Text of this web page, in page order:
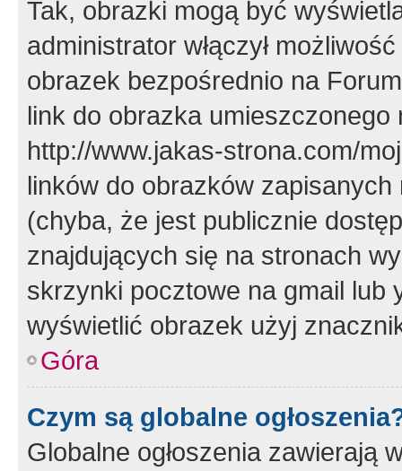
Tak, obrazki mogą być
administrator włączył
obrazek bezpośrednio na
link do obrazka
http://www.jakas-strona.com/
linków do obrazków
(chyba, że jest publicznie
znajdujących się na stronach
skrzynki pocztowe na gmail lub
wyświetlić obrazek użyj
Góra
Czym są globalne
Globalne ogłoszenia zawierają